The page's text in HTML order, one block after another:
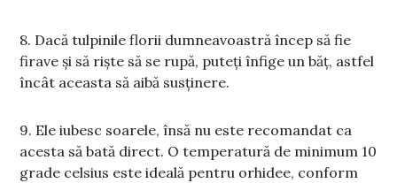
8. Dacă tulpinile florii dumneavoastră încep să fie
firave și să riște să se rupă, puteți înfige un băț, astfel
încât aceasta să aibă susținere.
9. Ele iubesc soarele, însă nu este recomandat ca
acesta să bată direct. O temperatură de minimum 10
grade celsius este ideală pentru orhidee, conform